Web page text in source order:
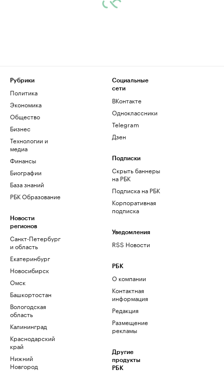
Рубрики
Политика
Экономика
Общество
Бизнес
Технологии и
медиа
Финансы
Биографии
База знаний
РБК Образование
Новости
регионов
Санкт-Петербург
и область
Екатеринбург
Новосибирск
Омск
Башкортостан
Вологодская
область
Калининград
Краснодарский
край
Нижний
Новгород
Социальные
сети
ВКонтакте
Одноклассники
Telegram
Дзен
Подписки
Скрыть баннеры
на РБК
Подписка на РБК
Корпоративная
подписка
Уведомления
RSS Новости
РБК
О компании
Контактная
информация
Редакция
Размещение
рекламы
Другие
продукты
РБК